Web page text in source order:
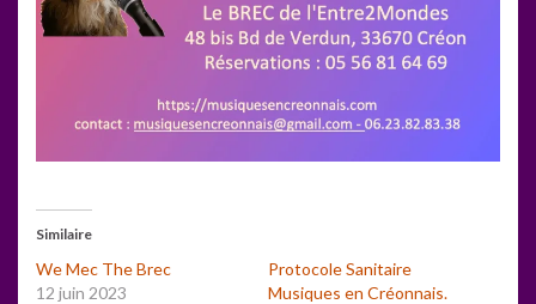
Similaire
We Mec The Brec
12 juin 2023
Protocole Sanitaire
Musiques en Créonnais.